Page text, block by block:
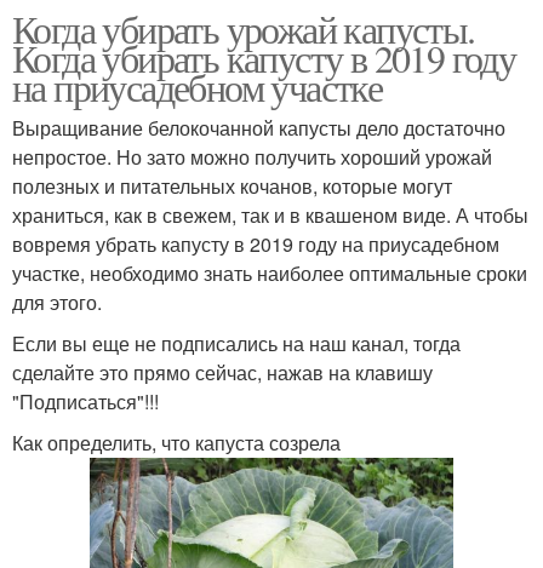
Когда убирать урожай капусты.
Когда убирать капусту в 2019 году
на приусадебном участке
Выращивание белокочанной капусты дело достаточно
непростое. Но зато можно получить хороший урожай
полезных и питательных кочанов, которые могут
храниться, как в свежем, так и в квашеном виде. А чтобы
вовремя убрать капусту в 2019 году на приусадебном
участке, необходимо знать наиболее оптимальные сроки
для этого.
Если вы еще не подписались на наш канал, тогда
сделайте это прямо сейчас, нажав на клавишу
"Подписаться"!!!
Как определить, что капуста созрела